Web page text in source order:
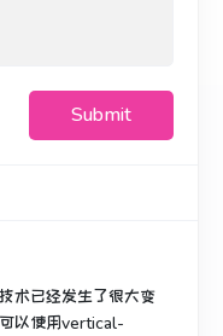
Submit
术已经发生了很大变
以使用vertical-